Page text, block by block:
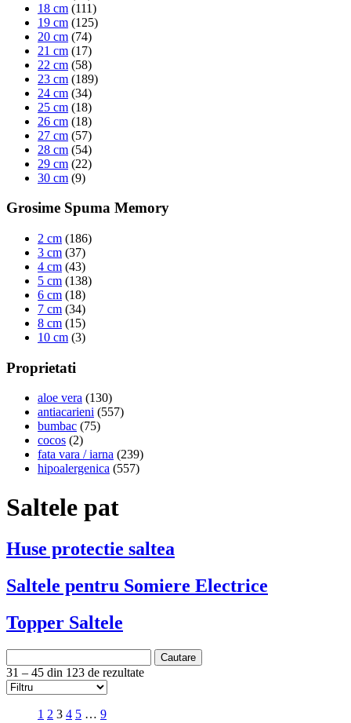
18 cm (111)
19 cm (125)
20 cm (74)
21 cm (17)
22 cm (58)
23 cm (189)
24 cm (34)
25 cm (18)
26 cm (18)
27 cm (57)
28 cm (54)
29 cm (22)
30 cm (9)
Grosime Spuma Memory
2 cm (186)
3 cm (37)
4 cm (43)
5 cm (138)
6 cm (18)
7 cm (34)
8 cm (15)
10 cm (3)
Proprietati
aloe vera (130)
antiacarieni (557)
bumbac (75)
cocos (2)
fata vara / iarna (239)
hipoalergenica (557)
Saltele pat
Huse protectie saltea
Saltele pentru Somiere Electrice
Topper Saltele
Cautare
31 – 45 din 123 de rezultate
1 2 3 4 5 … 9